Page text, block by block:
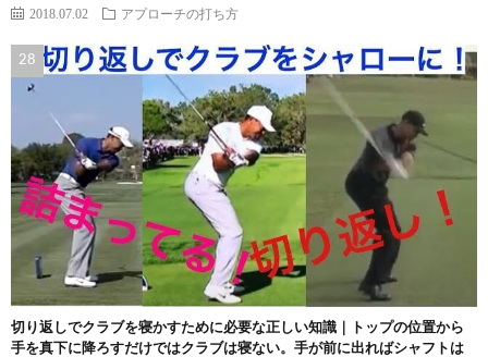
2018.07.02 アプローチの打ち方
切り返しでクラブを寝かすために必要な正しい知識｜トップの位置から
手を真下に降ろすだけではクラブは寝ない。手が前に出ればシャフトは